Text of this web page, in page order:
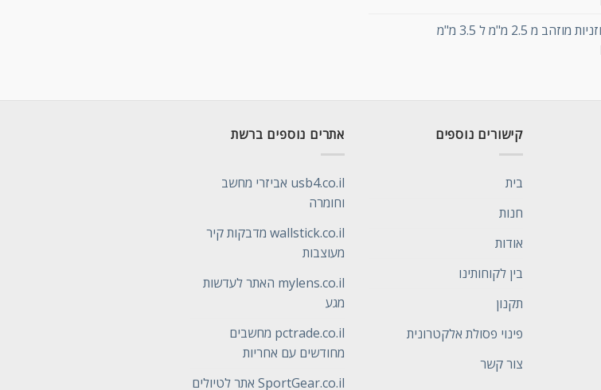
מ 2.5 מ"מ ל 3.5 מ"מ
קישורים נוספים
בית
חנות
אודות
בין לקוחותינו
תקנון
פינוי פסולת אלקטרונית
צור קשר
אתרים נוספים ברשת
usb4.co.il אביזרי מחשב
וחומרה
wallstick.co.il מדבקות קיר
מעוצבות
mylens.co.il האתר לעדשות
מגע
pctrade.co.il מחשבים
מחודשים עם אחריות
SportGear.co.il אתר לטיולים